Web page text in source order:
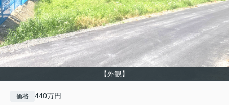
【外観】
価格 440万円